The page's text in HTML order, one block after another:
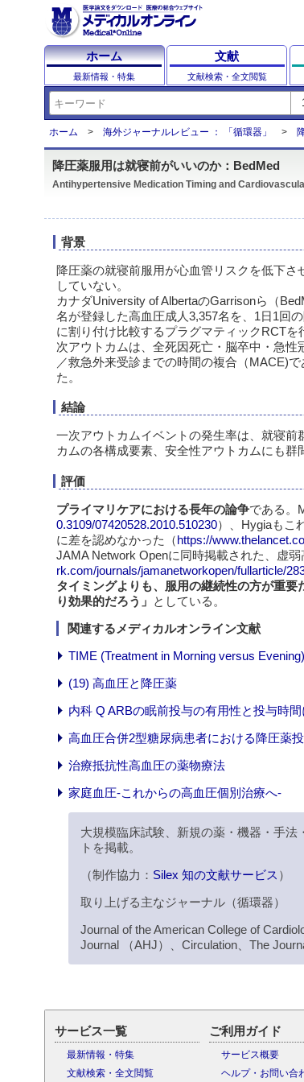
ホーム
最新情報・特集
文献
文献検索・全文閲覧
ホーム 海外ジャーナルレビュー ： 「循環器」
降圧薬服用は就寝前がいいのか：BedMed
Antihypertensive Medication Timing and
背景
降圧薬の就寝前服用が心血管リスクを低下
していない。
カナダUniversity of AlbertaのGarrisonら（
名が登録した高血圧成人3,357名を、1日1回
に割り付け比較するプラグマティックRCT
次アウトカムは、全死因死亡・脳卒中・急
／救急外来受診までの時間の複合（MACE)
た。
結論
一次アウトカムイベントの発生率は、就寝前
カムの各構成要素、安全性アウトカムにも
評価
プライマリケアにおける長年の論争である。
0.3109/07420528.2010.510230）、Hygiaもこ
に差を認めなかった（https://
JAMA Network Openに同時掲載された、虚
rk.com/journals/jamanetworkopen/fullarticle/
タイミングよりも、服用の継続性の方が重
り効果的だろう」 としている。
関連するメディカルオンライン文献
TIME (Treatment in Morning versus
(19) 高血圧と降圧薬
内科 Q ARBの眠前投与の有用性と投与時
高血圧合併2型糖尿病患者における降圧薬
治療抵抗性高血圧の薬物療法
家庭血圧-これからの高血圧個別治療へ-
大規模臨床試験、新規の薬・機器・手
トを掲載。
（制作協力： Silex 知の文献サービス ）
取り上げる主なジャーナル（循環器）
Journal of the American College of
Journal （AHJ）、Circulation、The
サービス一覧
最新情報・特集
文献検索・全文閲覧
ご利用ガイド
サービス概要
ヘルプ・お問い合